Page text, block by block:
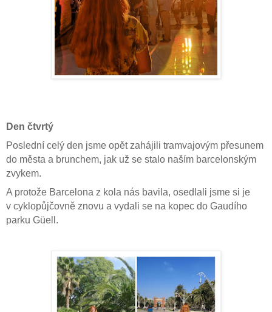
Den čtvrtý
Poslední celý den jsme opět zahájili tramvajovým přesunem
do města a brunchem, jak už se stalo naším barcelonským
zvykem.
A protože Barcelona z kola nás bavila, osedlali jsme si je
v cyklopůjčovně znovu a vydali se na kopec do Gaudího
parku Güell.